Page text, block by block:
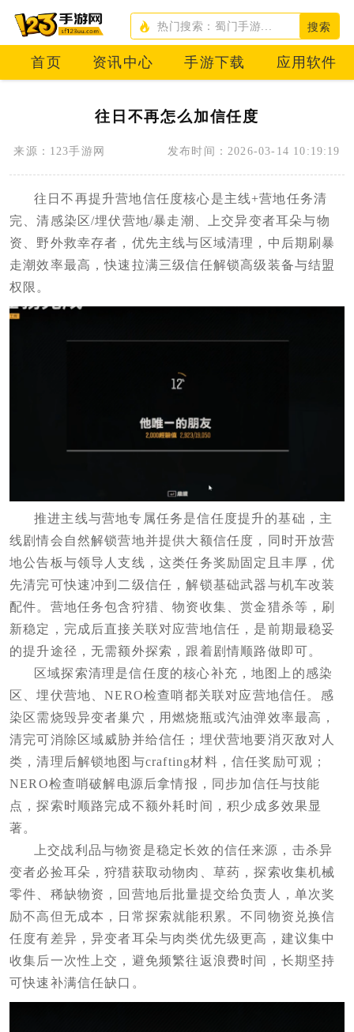
搜索
首页 资讯中心 手游下载 应用软件
往日不再怎么加信任度
来源：123手游网 发布时间：2026-03-14 10:19:19
往日不再提升营地信任度核心是主线+营地任务清
完、清感染区/埋伏营地/暴走潮、上交异变者耳朵与物
资、野外救幸存者，优先主线与区域清理，中后期刷暴
走潮效率最高，快速拉满三级信任解锁高级装备与结盟
权限。
推进主线与营地专属任务是信任度提升的基础，主
线剧情会自然解锁营地并提供大额信任度，同时开放营
地公告板与领导人支线，这类任务奖励固定且丰厚，优
先清完可快速冲到二级信任，解锁基础武器与机车改装
配件。营地任务包含狩猎、物资收集、赏金猎杀等，刷
新稳定，完成后直接关联对应营地信任，是前期最稳妥
的提升途径，无需额外探索，跟着剧情顺路做即可。
区域探索清理是信任度的核心补充，地图上的感染
区、埋伏营地、NERO检查哨都关联对应营地信任。感
染区需烧毁异变者巢穴，用燃烧瓶或汽油弹效率最高，
清完可消除区域威胁并给信任；埋伏营地要消灭敌对人
类，清理后解锁地图与crafting材料，信任奖励可观；
NERO检查哨破解电源后拿情报，同步加信任与技能
点，探索时顺路完成不额外耗时间，积少成多效果显
著。
上交战利品与物资是稳定长效的信任来源，击杀异
变者必捡耳朵，狩猎获取动物肉、草药，探索收集机械
零件、稀缺物资，回营地后批量提交给负责人，单次奖
励不高但无成本，日常探索就能积累。不同物资兑换信
任度有差异，异变者耳朵与肉类优先级更高，建议集中
收集后一次性上交，避免频繁往返浪费时间，长期坚持
可快速补满信任缺口。